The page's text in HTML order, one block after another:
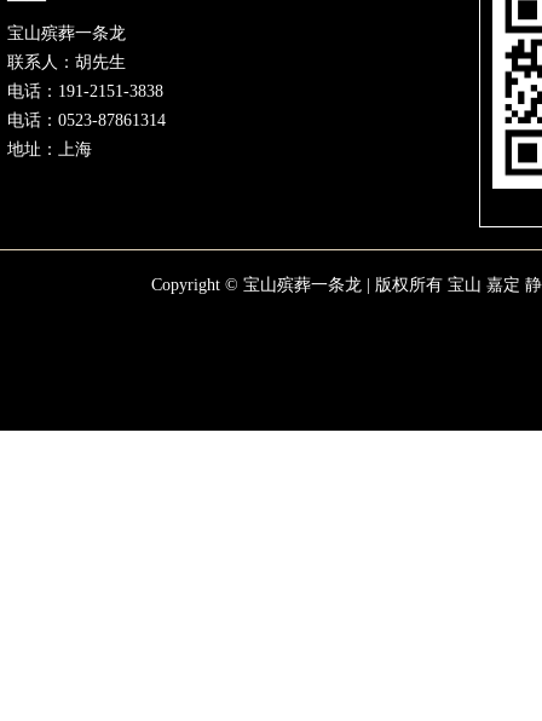
宝山殡葬一条龙
联系人：胡先生
电话：191-2151-3838
电话：0523-87861314
地址：上海
Copyright © 宝山殡葬一条龙 | 版权所有 宝山 嘉定